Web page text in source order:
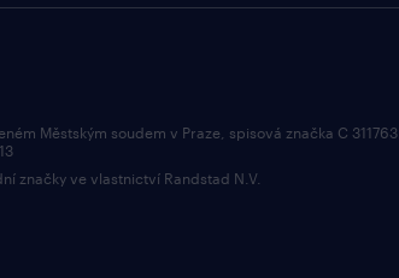
Městským soudem v Praze, spisová značka C 311763.
značky ve vlastnictví Randstad N.V.